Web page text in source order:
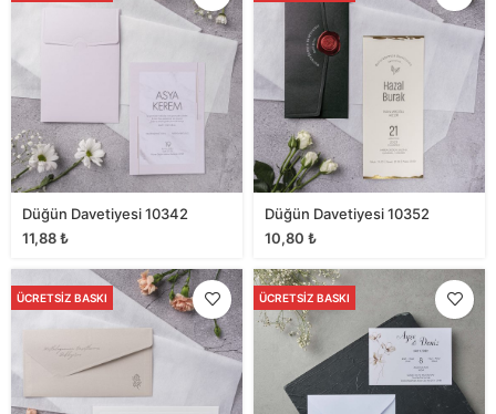
Düğün Davetiyesi 10342
11,88₺
Düğün Davetiyesi 10352
10,80 ₺
ÜCRETSIZ BASKI ÜCRETSIZ BASKI